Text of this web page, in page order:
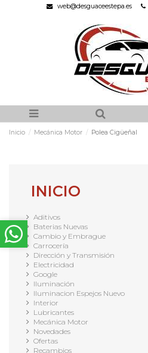
web@desguaceestepa.es
Inicio Mecánica Motor Polea Cigüeñal
INICIO
Aditivos
Baterias Nuevas
Cambio y Embrague
Carrocería
Dirección y Transmisión
Electricidad
Google
Iluminación
Iluminacion Espejos Nuevo
Interior
Lubricantes
Mecánica Motor
Novedades
Ofertas
Recambios